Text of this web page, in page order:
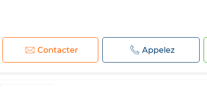
Contacter Appelez